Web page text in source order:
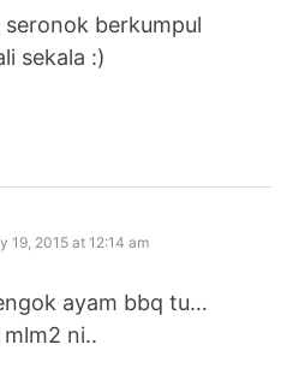
berkumpul
sekala :)
19, 2015 at 12:14 am
ayam bbq tu…
ni..